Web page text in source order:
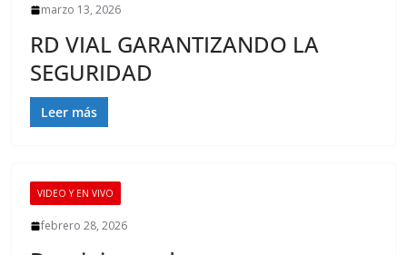
marzo 13, 2026
RD VIAL GARANTIZANDO LA
SEGURIDAD
Leer más
VIDEO Y EN VIVO
febrero 28, 2026